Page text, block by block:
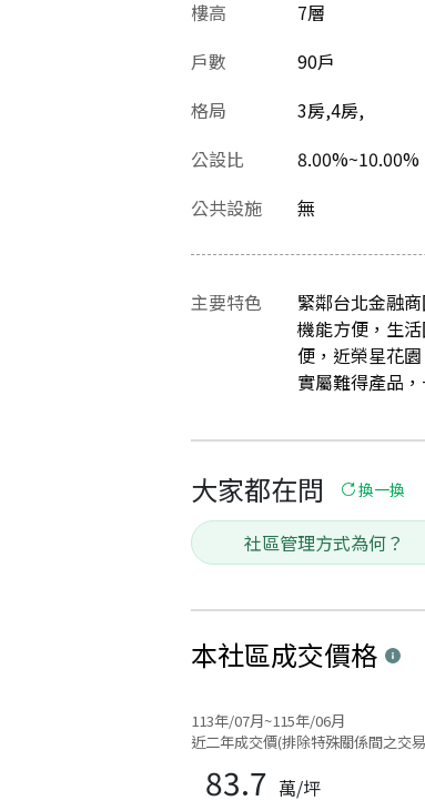
樓高
7層
戶數
90戶
格局
3房,4房,
公設比
8.00%~10.00%
公共設施 無
主要特色
緊鄰台北金融
機能方便，生
便，近榮星花
實屬難得產品
大家都在問 換一換
社區管理方式為何？
本社區成交價格
113年/07月~115年/06月
近二年成交價(排除特殊關係間之交
83.7 萬/坪